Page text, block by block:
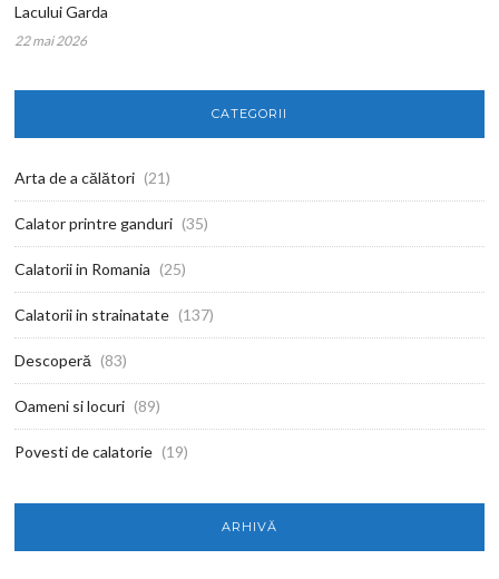
Lacului Garda
22 mai 2026
CATEGORII
Arta de a călători (21)
Calator printre ganduri (35)
Calatorii in Romania (25)
Calatorii in strainatate (137)
Descoperă (83)
Oameni si locuri (89)
Povesti de calatorie (19)
ARHIVĂ